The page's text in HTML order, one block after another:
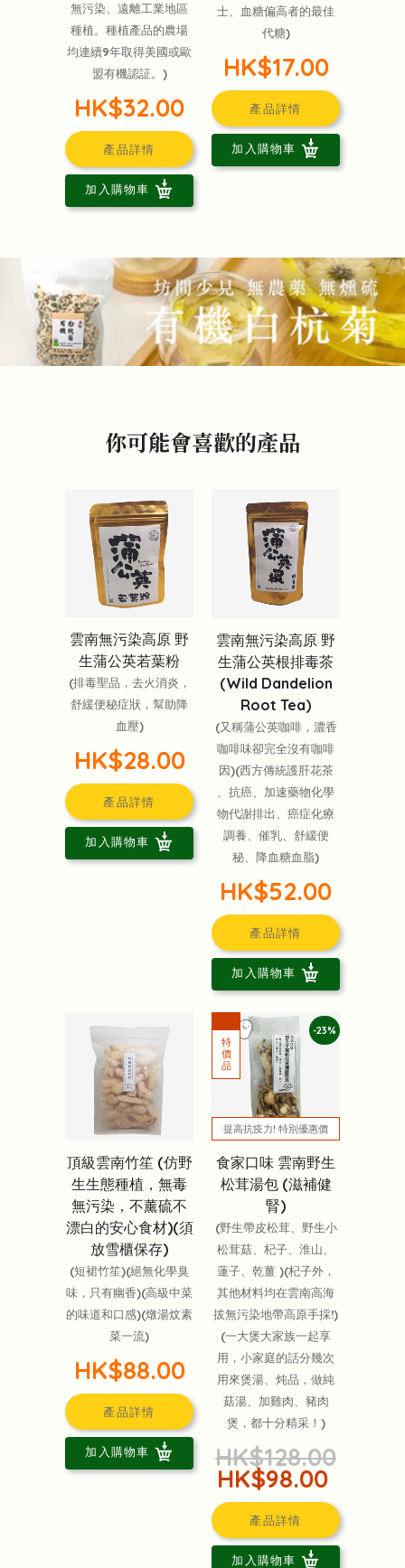
無污染、遠離工業地區
種植。種植產品的農場
均連續9年取得美國或歐
盟有機認証。)
HK$32.00
產品詳情
加入購物車
士、血糖偏高者的最佳
代糖)
HK$17.00
產品詳情
加入購物車
你可能會喜歡的產品
雲南無污染高原 野
生蒲公英若葉粉
(排毒聖品，去火消炎，
舒緩便秘症狀，幫助降
血壓)
HK$28.00
產品詳情
加入購物車
雲南無污染高原 野
生蒲公英根排毒茶
(Wild Dandelion
Root Tea)
(又稱蒲公英咖啡，濃香
咖啡味卻完全沒有咖啡
因)(西方傳統護肝花茶
、抗癌、加速藥物化學
物代謝排出、癌症化療
調養、催乳、舒緩便
秘、降血糖血脂)
HK$52.00
產品詳情
加入購物車
頂級雲南竹笙 (仿野
生生態種植，無毒
無污染，不薰硫不
漂白的安心食材)(須
放雪櫃保存)
(短裙竹笙)(絕無化學臭
味，只有幽香)(高級中菜
的味道和口感)(燉湯炆素
菜一流)
HK$88.00
產品詳情
加入購物車
-23%
提高抗疫力! 特別優惠價
食家口味 雲南野生
松茸湯包 (滋補健
腎)
(野生帶皮松茸、野生小
松茸菇、杞子、淮山、
蓮子、乾薑 )(杞子外，
其他材料均在雲南高海
拔無污染地帶高原手採!)
(一大煲大家族一起享
用，小家庭的話分幾次
用來煲湯、炖品，做純
菇湯、加雞肉、豬肉
煲，都十分精采！)
HK$128.00
HK$98.00
產品詳情
加入購物車